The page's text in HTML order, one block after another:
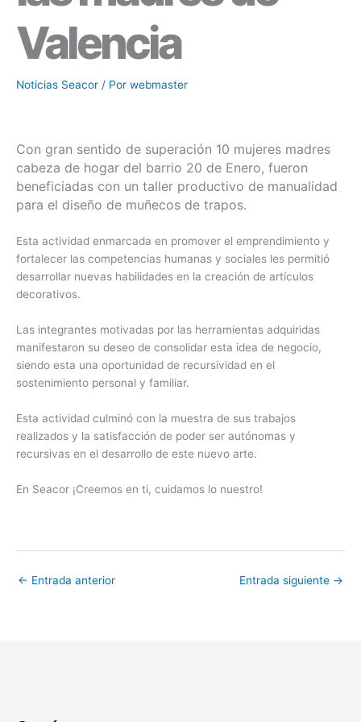
Valencia
Noticias Seacor / Por webmaster
Con gran sentido de superación 10 mujeres madres
cabeza de hogar del barrio 20 de Enero, fueron
beneficiadas con un taller productivo de manualidad
para el diseño de muñecos de trapos.
Esta actividad enmarcada en promover el emprendimiento y
fortalecer las competencias humanas y sociales les permitió
desarrollar nuevas habilidades en la creación de artículos
decorativos.
Las integrantes motivadas por las herramientas adquiridas
manifestaron su deseo de consolidar esta idea de negocio,
siendo esta una oportunidad de recursividad en el
sostenimiento personal y familiar.
Esta actividad culminó con la muestra de sus trabajos
realizados y la satisfacción de poder ser autónomas y
recursivas en el desarrollo de este nuevo arte.
En Seacor ¡Creemos en ti, cuidamos lo nuestro!
← Entrada anterior Entrada siguiente →